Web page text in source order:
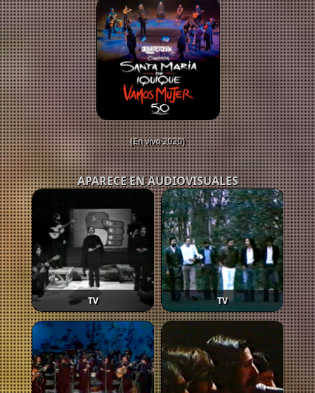
(En vivo 2020)
APARECE EN AUDIOVISUALES
TV TV